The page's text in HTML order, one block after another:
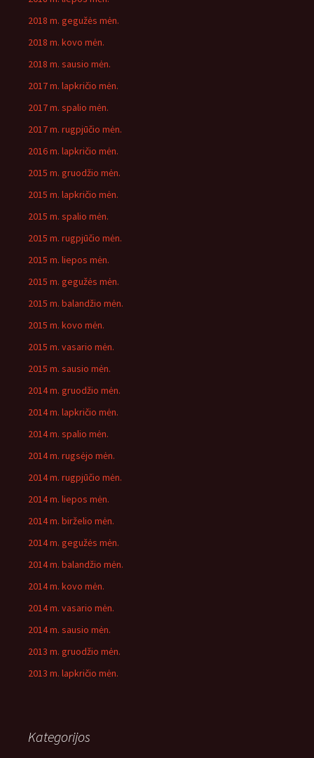
2018 m. gegužės mėn.
2018 m. kovo mėn.
2018 m. sausio mėn.
2017 m. lapkričio mėn.
2017 m. spalio mėn.
2017 m. rugpjūčio mėn.
2016 m. lapkričio mėn.
2015 m. gruodžio mėn.
2015 m. lapkričio mėn.
2015 m. spalio mėn.
2015 m. rugpjūčio mėn.
2015 m. liepos mėn.
2015 m. gegužės mėn.
2015 m. balandžio mėn.
2015 m. kovo mėn.
2015 m. vasario mėn.
2015 m. sausio mėn.
2014 m. gruodžio mėn.
2014 m. lapkričio mėn.
2014 m. spalio mėn.
2014 m. rugsėjo mėn.
2014 m. rugpjūčio mėn.
2014 m. liepos mėn.
2014 m. birželio mėn.
2014 m. gegužės mėn.
2014 m. balandžio mėn.
2014 m. kovo mėn.
2014 m. vasario mėn.
2014 m. sausio mėn.
2013 m. gruodžio mėn.
2013 m. lapkričio mėn.
Kategorijos